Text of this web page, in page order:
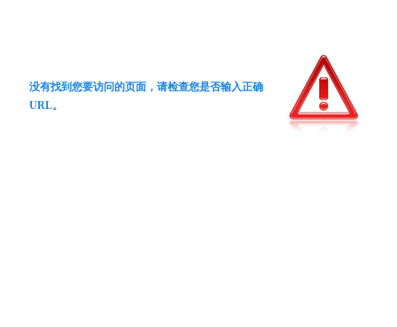
没有找到您要访问的页面，请检查您是否输入正确
URL。